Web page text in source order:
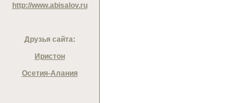
http://www.abisalov.ru
Друзья сайта:
Иристон
Осетия-Алания